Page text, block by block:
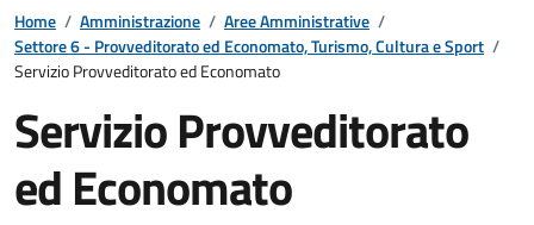
Home / Amministrazione / Aree Amministrative /
Settore 6 - Provveditorato ed Economato, Turismo, Cultura e Sport /
Servizio Provveditorato ed Economato
Servizio Provveditorato
ed Economato